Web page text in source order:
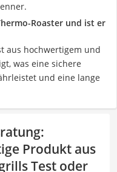
Roaster und ist er
aus hochwertigem und
was eine sichere
und eine lange
:
Produkt aus
Test oder